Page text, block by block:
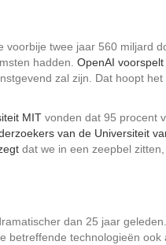
voorbije twee jaar 560 miljard
hadden. OpenAI voorspelt
zal zijn. Dat hoopt
MIT vonden dat 95 procent
van de Universiteit
dat we in een zeepbel
dan 25 jaar
betreffende technologieën